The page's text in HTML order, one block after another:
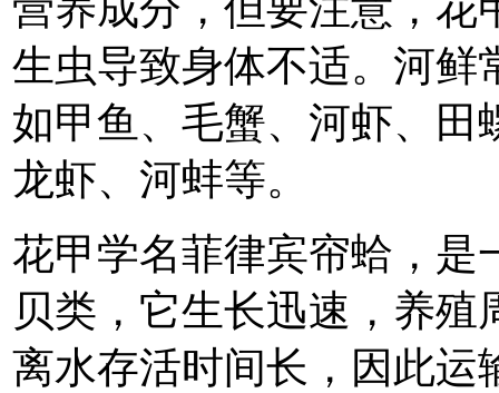
生虫导致身体不适。河鲜
如甲鱼、毛蟹、河虾、田
龙虾、河蚌等。
花甲学名菲律宾帘蛤，是
贝类，它生长迅速，养
离水存活时间长，因此运